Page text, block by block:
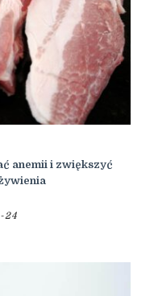
anemii i zwiększyć
24